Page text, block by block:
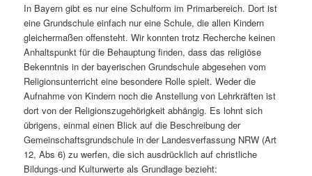
In Bayern gibt es nur eine Schulform im Primarbereich. Dort ist
eine Grundschule einfach nur eine Schule, die allen Kindern
gleichermaßen offensteht. Wir konnten trotz Recherche keinen
Anhaltspunkt für die Behauptung finden, dass das religiöse
Bekenntnis in der bayerischen Grundschule abgesehen vom
Religionsunterricht eine besondere Rolle spielt. Weder die
Aufnahme von Kindern noch die Anstellung von Lehrkräften ist
dort von der Religionszugehörigkeit abhängig. Es lohnt sich
übrigens, einmal einen Blick auf die Beschreibung der
Gemeinschaftsgrundschule in der Landesverfassung NRW (Art
12, Abs 6) zu werfen, die sich ausdrücklich auf christliche
Bildungs-und Kulturwerte als Grundlage bezieht: